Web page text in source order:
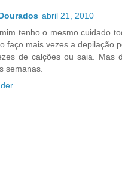
abril 21, 2010
tenho o mesmo cuidado
faço mais vezes a depilação
de calções ou saia. Mas
semanas.